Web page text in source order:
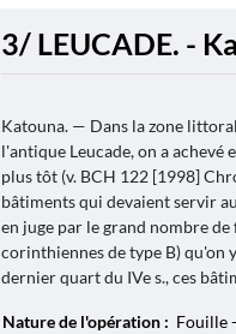
3/ LEUCADE. -
Katouna. — Dans la zone
l'antique Leucade, on a achevé
plus tôt (v. BCH 122 [1998]
bâtiments qui devaient servir
en juge par le grand nombre
corinthiennes de type B) qu'on
dernier quart du IVe s., ces
Nature de l'opération : Fouille